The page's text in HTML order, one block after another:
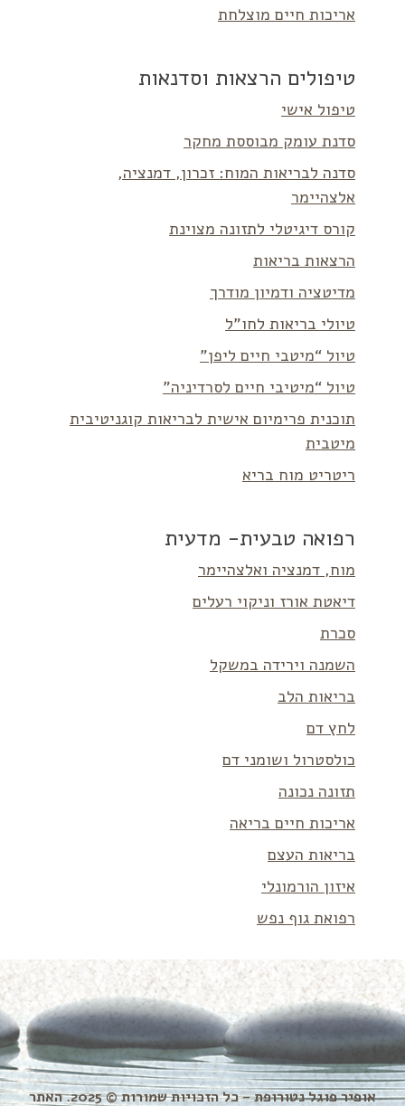
אריכות חיים מוצלחת
טיפולים הרצאות וסדנאות
טיפול אישי
סדנת עומק מבוססת מחקר
סדנה לבריאות המוח: זכרון, דמנציה,
אלצהיימר
קורס דיגיטלי לתזונה מצוינת
הרצאות בריאות
מדיטציה ודמיון מודרך
טיולי בריאות לחו”ל
טיול “מיטבי חיים ליפן”
טיול “מיטיבי חיים לסרדיניה”
תוכנית פרימיום אישית לבריאות קוגניטיבית
מיטבית
ריטריט מוח בריא
רפואה טבעית- מדעית
מוח, דמנציה ואלצהיימר
דיאטת אורז וניקוי רעלים
סכרת
השמנה וירידה במשקל
בריאות הלב
לחץ דם
כולסטרול ושומני דם
תזונה נכונה
אריכות חיים בריאה
בריאות העצם
איזון הורמונלי
רפואת גוף נפש
אופיר פוגל נטורופת – כל הזכויות שמורות © 2025. האתר